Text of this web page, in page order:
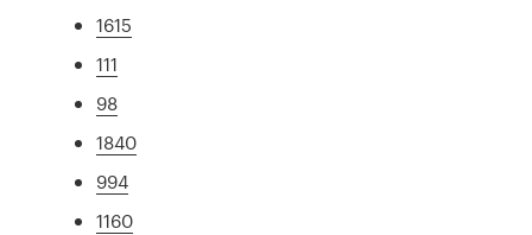
1615
111
98
1840
994
1160